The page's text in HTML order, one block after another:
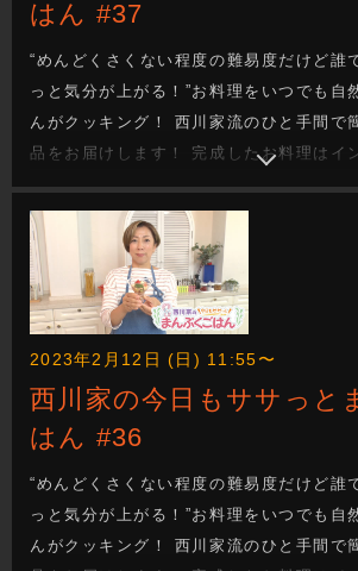
はん #37
“めんどくさくない程度の難易度だけど誰
っと気分が上がる！”お料理をいつでも自
んがクッキング！ 西川家流のひと手間で
品をお届けします！ 完成したお料理はイ
ピと一緒にあげていきます！
2023年2月12日 (日) 11:55〜
西川家の今日もササっと
はん #36
“めんどくさくない程度の難易度だけど誰
っと気分が上がる！”お料理をいつでも自
んがクッキング！ 西川家流のひと手間で